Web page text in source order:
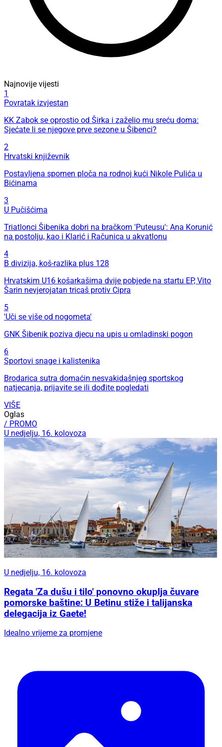
Najnovije vijesti
1
Povratak izvjestan
KK Zabok se oprostio od Širka i zaželio mu sreću doma:
Sjećate li se njegove prve sezone u Šibenci?
2
Hrvatski književnik
Postavljena spomen ploča na rodnoj kući Nikole Pulića u
Bićinama
3
U Pučišćima
Triatlonci Šibenika dobri na bračkom 'Puteusu': Ana Korunić
na postolju, kao i Klarić i Računica u akvatlonu
4
B divizija, koš-razlika plus 128
Hrvatskim U16 košarkašima dvije pobjede na startu EP, Vito
Šarin nevjerojatan tricaš protiv Cipra
5
'Uči se više od nogometa'
GNK Šibenik poziva djecu na upis u omladinski pogon
6
Sportovi snage i kalistenika
Brodarica sutra domaćin nesvakidašnjeg sportskog
natjecanja, prijavite se ili dođite pogledati
VIŠE
Oglas
/ PROMO
U nedjelju, 16. kolovoza
U nedjelju, 16. kolovoza
Regata 'Za dušu i tilo' ponovno okuplja čuvare
pomorske baštine: U Betinu stiže i talijanska
delegacija iz Gaete!
Idealno vrijeme za promjene